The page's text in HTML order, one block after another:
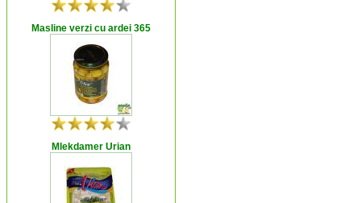
Masline verzi cu ardei 365
Mlekdamer Urian